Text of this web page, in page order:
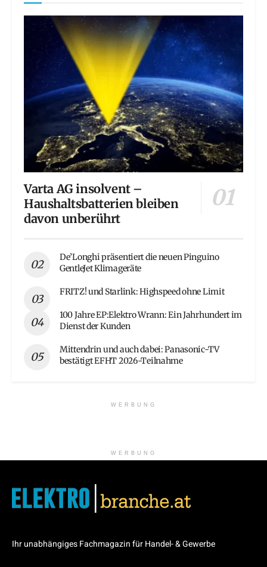
Varta AG insolvent –
Haushaltsbatterien bleiben
davon unberührt
De’Longhi präsentiert die neuen Pinguino
GentleJet Klimageräte
FRITZ! und Starlink: Highspeed ohne Limit
100 Jahre EP:Elektro Wrann: Ein Jahrhundert im
Dienst der Kunden
Mittendrin und auch dabei: Panasonic-TV
bestätigt EFHT 2026-Teilnahme
WERBUNG
WERBUNG
Ihr unabhängiges Fachmagazin für Handel- & Gewerbe